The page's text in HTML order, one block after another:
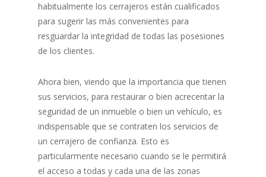
habitualmente los cerrajeros están cualificados
para sugerir las más convenientes para
resguardar la integridad de todas las posesiones
de los clientes.
Ahora bien, viendo que la importancia que tienen
sus servicios, para restaurar o bien acrecentar la
seguridad de un inmueble o bien un vehículo, es
indispensable que se contraten los servicios de
un cerrajero de confianza. Esto es
particularmente necesario cuando se le permitirá
el acceso a todas y cada una de las zonas